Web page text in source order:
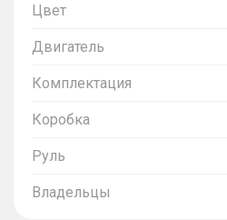
Цвет
Двигатель
Комплектация
Коробка
Руль
Владельцы